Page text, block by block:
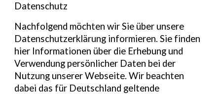
Datenschutz
Nachfolgend möchten wir Sie über unsere
Datenschutzerklärung informieren. Sie finden
hier Informationen über die Erhebung und
Verwendung persönlicher Daten bei der
Nutzung unserer Webseite. Wir beachten
dabei das für Deutschland geltende